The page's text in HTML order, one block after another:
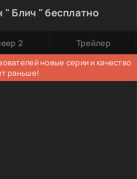
Блич " бесплатно
2 Трейлер
новые серии и качество
раньше!